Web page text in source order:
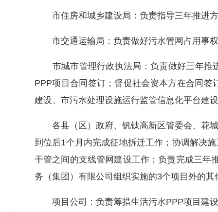
市住房和城乡建设局：负责指导三年推进方
市交通运输局：负责做好污水管网占用事权
市城市管理行政执法局：负责做好三年推
PPP项目合同签订；督促社会资本方在合同
建设、市污水处理设施运行监管信息化平台建
各县（区）政府、钒钛高新区管委会、花城
到位后1个月内完成征地拆迁工作；协调解决
干管之间的支线管网建设工作；负责完成三年
务（集团）有限公司组织实施的3个项目外的
项目公司：负责筹措生活污水PPP项目建设